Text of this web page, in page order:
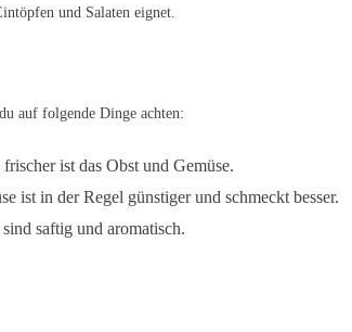
und Salaten eignet.
auf folgende Dinge achten:
ist das Obst und Gemüse.
ist in der Regel günstiger und schmeckt besser.
saftig und aromatisch.